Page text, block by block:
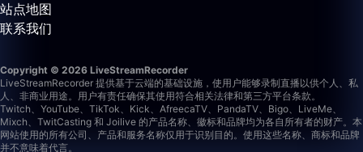
站点地图
联系我们
Copyright © 2026 LiveStreamRecorder
LiveStreamRecorder 提供基于云端的基础设施，使用户能够录制直播以供个人、私
人、非商业用途。用户有责任确保其使用符合相关法律和第三方平台条款。
Twitch、YouTube、TikTok、Kick、AfreecaTV、PandaTV、Bigo、LiveMe、
Mixch、TwitCasting 和 Joilive 的产品名称、徽标和品牌均为各自所有者的财产。本
网站使用的所有公司、产品和服务名称仅用于识别目的。使用这些名称、商标和品牌
并不意味着代言。